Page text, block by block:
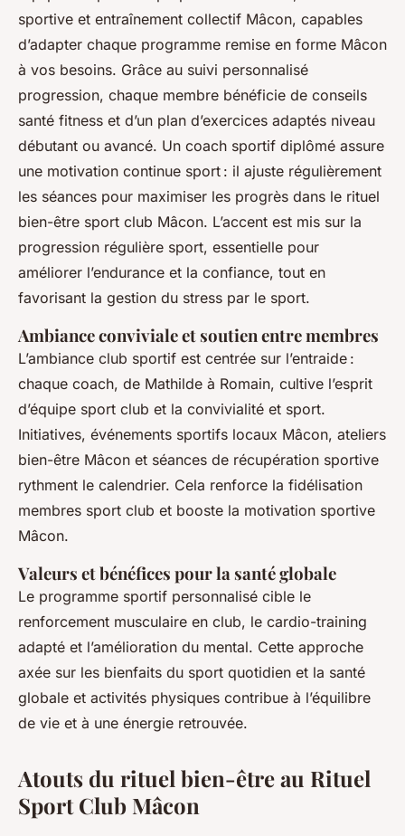
sportive et entraînement collectif Mâcon, capables
d’adapter chaque programme remise en forme Mâcon
à vos besoins. Grâce au suivi personnalisé
progression, chaque membre bénéficie de conseils
santé fitness et d’un plan d’exercices adaptés niveau
débutant ou avancé. Un coach sportif diplômé assure
une motivation continue sport : il ajuste régulièrement
les séances pour maximiser les progrès dans le rituel
bien-être sport club Mâcon. L’accent est mis sur la
progression régulière sport, essentielle pour
améliorer l’endurance et la confiance, tout en
favorisant la gestion du stress par le sport.
Ambiance conviviale et soutien entre membres
L’ambiance club sportif est centrée sur l’entraide :
chaque coach, de Mathilde à Romain, cultive l’esprit
d’équipe sport club et la convivialité et sport.
Initiatives, événements sportifs locaux Mâcon, ateliers
bien-être Mâcon et séances de récupération sportive
rythment le calendrier. Cela renforce la fidélisation
membres sport club et booste la motivation sportive
Mâcon.
Valeurs et bénéfices pour la santé globale
Le programme sportif personnalisé cible le
renforcement musculaire en club, le cardio-training
adapté et l’amélioration du mental. Cette approche
axée sur les bienfaits du sport quotidien et la santé
globale et activités physiques contribue à l’équilibre
de vie et à une énergie retrouvée.
Atouts du rituel bien-être au Rituel
Sport Club Mâcon